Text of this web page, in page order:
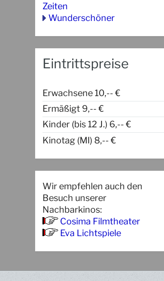
Zeiten
Wunderschöner
Eintrittspreise
Erwachsene 10,-- €
Ermäßigt 9,-- €
Kinder (bis 12 J.) 6,-- €
Kinotag (MI) 8,-- €
Wir empfehlen auch den
Besuch unserer
Nachbarkinos:
Cosima Filmtheater
Eva Lichtspiele